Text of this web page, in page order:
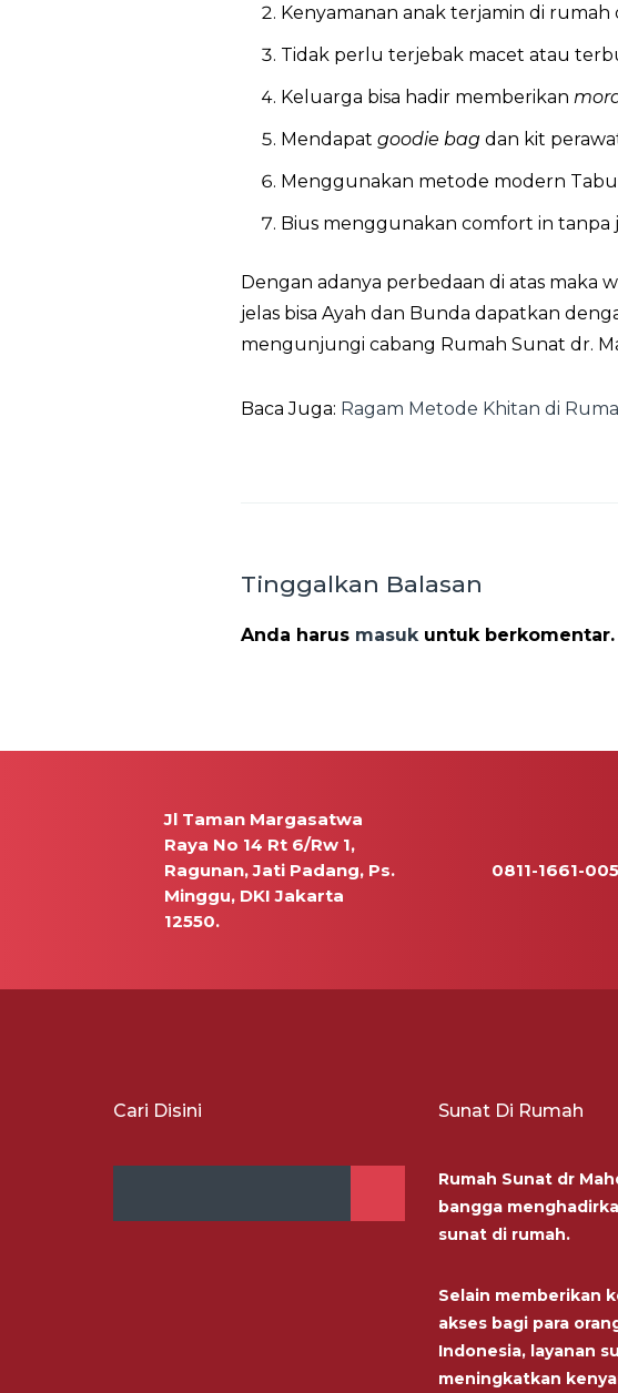
Kenyamanan anak terjamin di rumah
Tidak perlu terjebak macet atau
Keluarga bisa hadir memberikan
Mendapat goodie bag dan kit
Menggunakan metode modern
Bius menggunakan comfort in tanpa
Dengan adanya perbedaan di atas maka
jelas bisa Ayah dan Bunda dapatkan
mengunjungi cabang Rumah Sunat dr.
Baca Juga: Ragam Metode Khitan di
Tinggalkan Balasan
Anda harus masuk untuk berkomentar.
Jl Taman Margasatwa
Raya No 14 Rt 6/Rw 1,
Ragunan, Jati Padang, Ps.
Minggu, DKI Jakarta
12550.
0811-1661-005
Cari Disini Sunat Di Rumah
Rumah Sunat dr
bangga
sunat di rumah.
Selain memberikan
akses bagi para
Indonesia, layanan
meningkatkan